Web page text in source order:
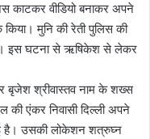
काटकर वीडियो बनाकर अपने
मुनि की रेती पुलिस की
इस घटना से ऋषिकेश से लेकर
बृजेश श्रीवास्तव नाम के शख्स
की एंकर निवासी दिल्ली अपने
है। उसकी लोकेशन शत्रुघ्न